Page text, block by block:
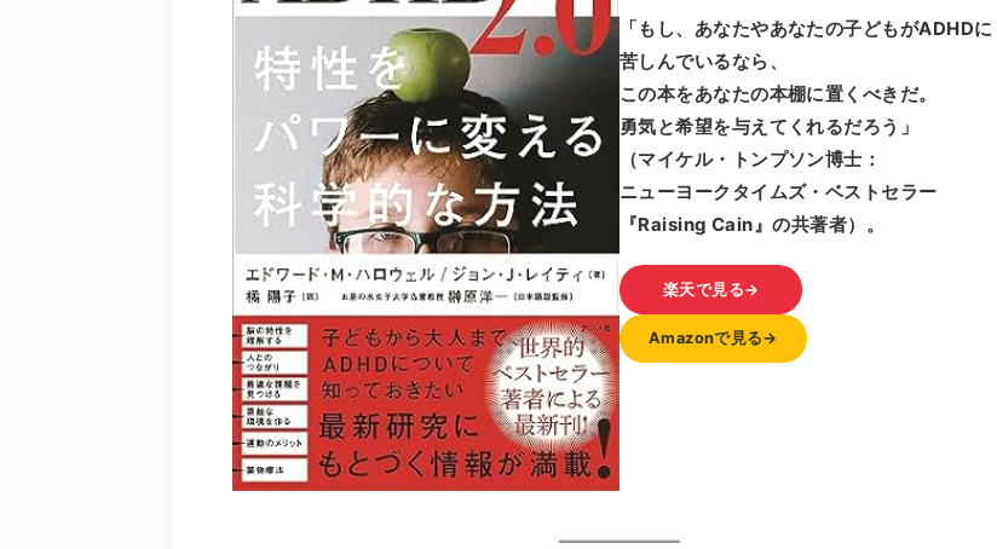
「もし、あなたやあなたの子どもがADHDに
苦しんでいるなら、
この本をあなたの本棚に置くべきだ。
勇気と希望を与えてくれるだろう」
（マイケル・トンプソン博士：
ニューヨークタイムズ・ベストセラー
『Raising Cain』の共著者）。
楽天で見る→
Amazonで見る→